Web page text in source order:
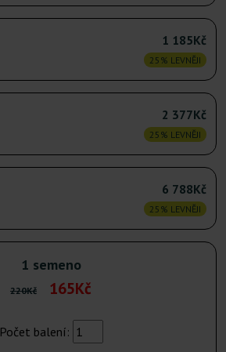
1 185Kč
25% LEVNĚJI
2 377Kč
25% LEVNĚJI
6 788Kč
25% LEVNĚJI
1 semeno
220Kč 165Kč
Počet balení: